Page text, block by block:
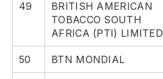
49
BRITISH AMERICAN
TOBACCO SOUTH
AFRICA (PTI) LIMITED
50 BTN MONDIAL